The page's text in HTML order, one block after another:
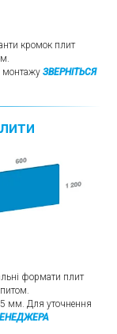
кромок плит
монтажу ЗВЕРНІТЬСЯ
формати плит
мм. Для уточнення